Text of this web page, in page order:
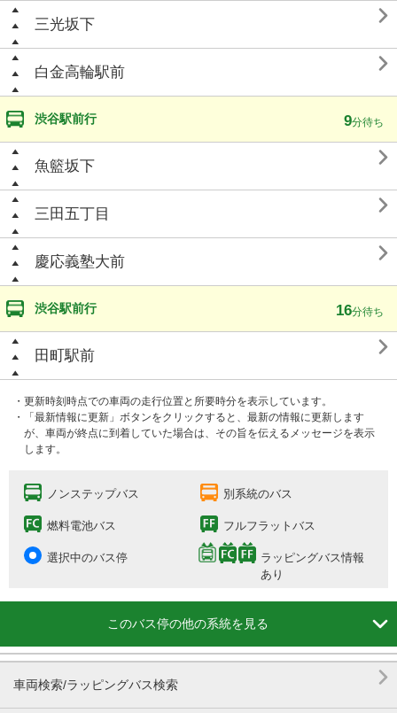
三光坂下 
白金高輪駅前 
渋谷駅前行 9分待ち
魚籃坂下 
三田五丁目 
慶応義塾大前 
渋谷駅前行 16分待ち
田町駅前 
・更新時刻時点での車両の走行位置と所要時分を表示しています。
・「最新情報に更新」ボタンをクリックすると、最新の情報に更新します
が、車両が終点に到着していた場合は、その旨を伝えるメッセージを表示
します。
ノンステップバス 別系統のバス
燃料電池バス フルフラットバス
選択中のバス停
ラッピングバス情報
あり
このバス停の他の系統を見る 
車両検索/ラッピングバス検索
